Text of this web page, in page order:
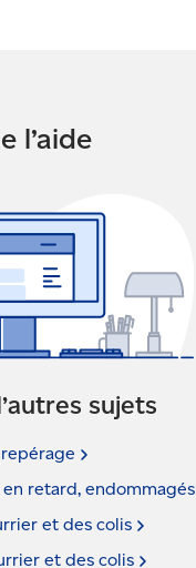
l’aide
sujets
repérage
retard, endommagés
et des colis
et des colis